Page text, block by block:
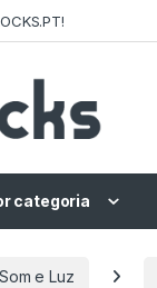
categoria
Som e Luz